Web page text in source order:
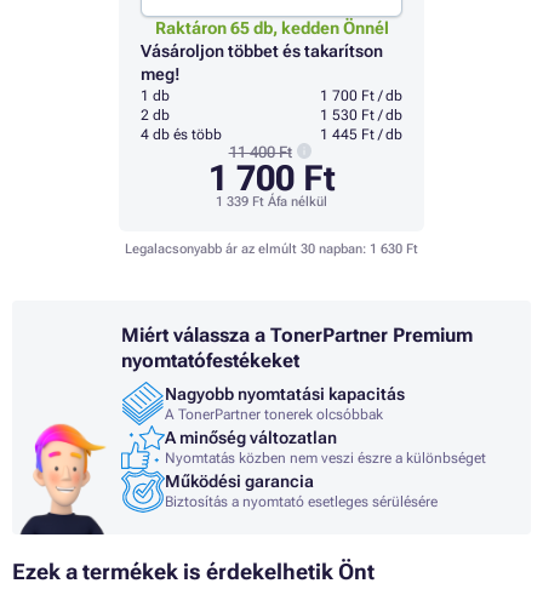
Raktáron 65 db, kedden Önnél
Vásároljon többet és takarítson
meg!
1 db
1 700 Ft / db
2 db
1 530 Ft / db
4 db és több
1 445 Ft / db
11 400 Ft
1 700 Ft
1 339 Ft Áfa nélkül
Legalacsonyabb ár az elmúlt 30 napban: 1 630 Ft
Miért válassza a TonerPartner Premium
nyomtatófestékeket
Nagyobb nyomtatási kapacitás
A TonerPartner tonerek olcsóbbak
A minőség változatlan
Nyomtatás közben nem veszi észre a különbséget
Működési garancia
Biztosítás a nyomtató esetleges sérülésére
Ezek a termékek is érdekelhetik Önt